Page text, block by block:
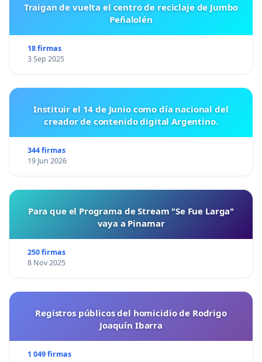
Traigan de vuelta el centro de reciclaje de Jumbo
Peñalolén
18 firmas
3 Sep 2025
Instituir el 14 de Junio como día nacional del
creador de contenido digital Argentino.
344 firmas
19 Jun 2026
Para que el Programa de Stream "Se Fue Larga"
vaya a Pinamar
250 firmas
8 Nov 2025
Registros públicos del homicidio de Rodrigo
Joaquín Ibarra
1 049 firmas